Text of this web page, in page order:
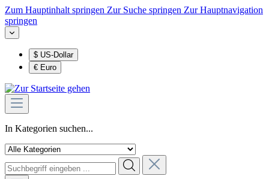
Zum Hauptinhalt springen Zur Suche springen Zur Hauptnavigation
springen
$ US-Dollar
€ Euro
In Kategorien suchen...